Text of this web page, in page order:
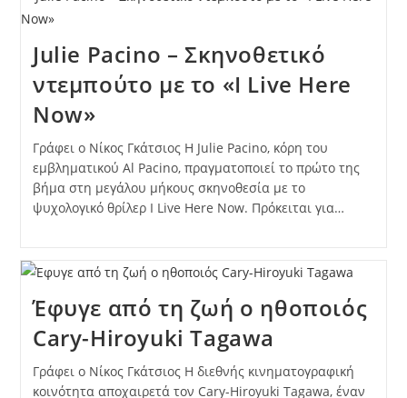
Julie Pacino – Σκηνοθετικό
ντεμπούτο με το «I Live Here
Now»
Γράφει ο Νίκος Γκάτσιος Η Julie Pacino, κόρη του
εμβληματικού Al Pacino, πραγματοποιεί το πρώτο της
βήμα στη μεγάλου μήκους σκηνοθεσία με το
ψυχολογικό θρίλερ I Live Here Now. Πρόκειται για…
Έφυγε από τη ζωή ο ηθοποιός
Cary-Hiroyuki Tagawa
Γράφει ο Νίκος Γκάτσιος Η διεθνής κινηματογραφική
κοινότητα αποχαιρετά τον Cary-Hiroyuki Tagawa, έναν